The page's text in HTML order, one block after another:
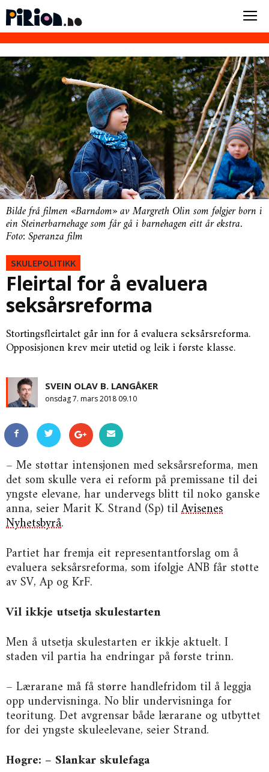
Bilde frå filmen «Barndom» av Margreth Olin som følgjer born i
ein Steinerbarnehage som får gå i barnehagen eitt år ekstra.
Foto: Speranza film
SKULEPOLITIKK
Fleirtal for å evaluera
seksårsreforma
Stortingsfleirtalet går inn for å evaluera seksårsreforma.
Opposisjonen krev meir utetid og leik i første klasse.
SVEIN OLAV B. LANGÅKER
onsdag 7. mars 2018 09.10
– Me støttar intensjonen med seksårsreforma, men
det som skulle vera ei reform på premissane til dei
yngste elevane, har undervegs blitt til noko ganske
anna, seier Marit K. Strand (Sp) tilAvisenes
Nyhetsbyrå.
Partiet har fremja eit representantforslag om å
evaluera seksårsreforma, som ifølgje ANB får støtte
av SV, Ap og KrF.
Vil ikkje utsetja skulestarten
Men å utsetja skulestarten er ikkje aktuelt. I
staden vil partia ha endringar på første trinn.
– Lærarane må få større handlefridom til å leggja
opp undervisninga. No blir undervisninga for
teoritung. Det avgrensar både lærarane og utbyttet
for dei yngste skuleelevane, seier Strand.
Høgre: – Slankar skulefaga